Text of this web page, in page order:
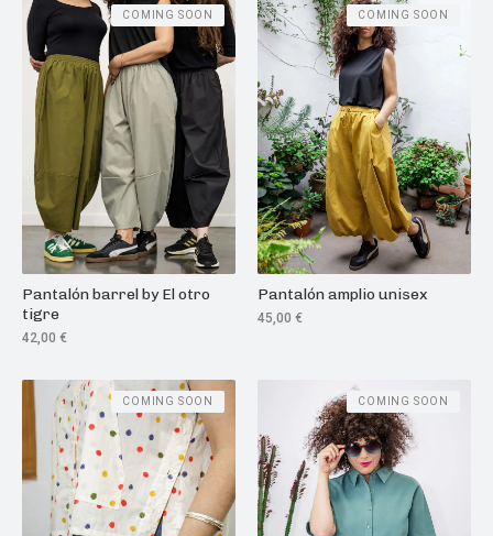
Pantalón barrel by El otro
tigre
42,00 €
COMING SOON
Pantalón amplio unisex
45,00 €
COMING SOON
COMING SOON COMING SOON